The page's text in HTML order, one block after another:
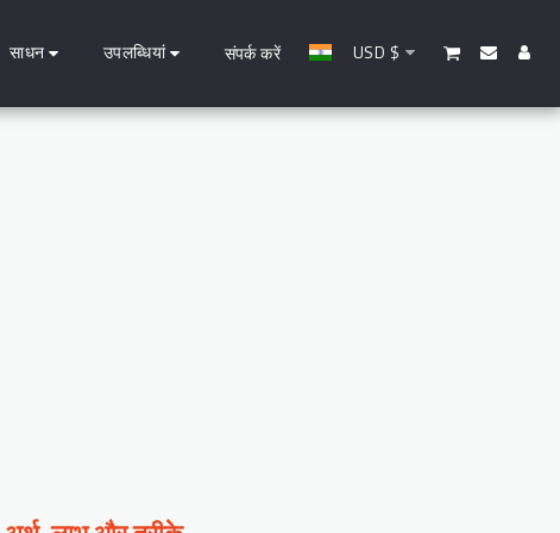
साधन उपलब्धियां संपर्क करें USD $